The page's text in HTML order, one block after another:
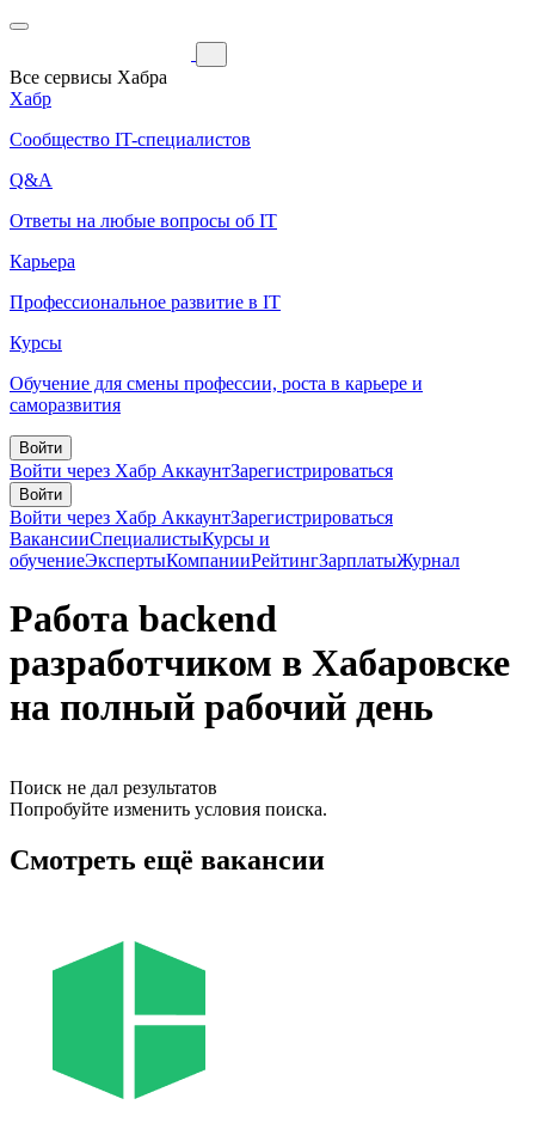
Все сервисы Хабра
Хабр
Сообщество IT-специалистов
Q&A
Ответы на любые вопросы об IT
Карьера
Профессиональное развитие в IT
Курсы
Обучение для смены профессии, роста в карьере и
саморазвития
Войти
Войти через Хабр АккаунтЗарегистрироваться
Войти
Войти через Хабр АккаунтЗарегистрироваться
ВакансииСпециалистыКурсы и
обучениеЭкспертыКомпанииРейтингЗарплатыЖурнал
Работа backend
разработчиком в Хабаровске
на полный рабочий день
Поиск не дал результатов
Попробуйте изменить условия поиска.
Смотреть ещё вакансии